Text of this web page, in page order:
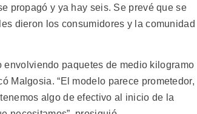
propagó y ya hay seis. Se prevé que se
dieron los consumidores y la comunidad
envolviendo paquetes de medio kilogramo
Malgosia. “El modelo parece prometedor,
algo de efectivo al inicio de la